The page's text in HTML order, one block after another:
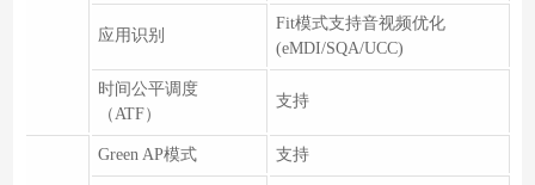
应用识别
Fit模式支持音视频优化
(eMDI/SQA/UCC)
时间公平调度
（ATF）
支持
Green AP模式 支持